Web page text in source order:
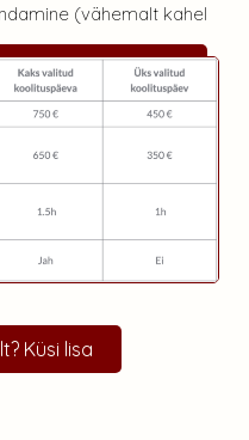
(vähemalt kahel
Küsi lisa